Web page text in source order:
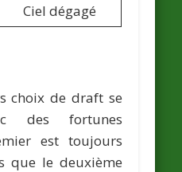
Ciel dégagé
choix de draft se
des fortunes
est toujours
que le deuxième